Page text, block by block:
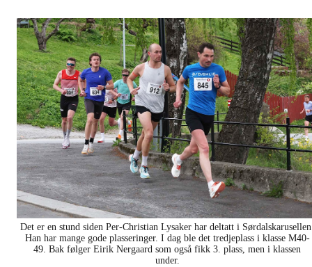
Det er en stund siden Per-Christian Lysaker har deltatt i
Han har mange gode plasseringer. I dag ble det tredjeplass i klasse M40-
49. Bak følger Eirik Nergaard som også fikk 3. plass, men i klassen
under.